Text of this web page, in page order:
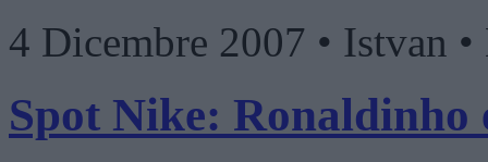
4 Dicembre 2007 • Istvan
Spot Nike: Ronaldinho